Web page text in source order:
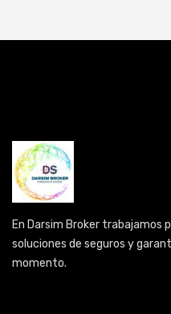
En Darsim Broker trabajamos
soluciones de seguros y
momento.